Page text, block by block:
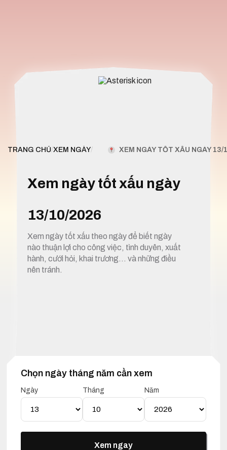
TRANG CHỦ/XEM NGÀY/ XEM NGÀY TỐT XẤU NGÀY 13/
Xem ngày tốt xấu ngày
13/10/2026
Xem ngày tốt xấu theo ngày để biết ngày
nào thuận lợi cho công việc, tình duyên, xuất
hành, cưới hỏi, khai trương… và những điều
nên tránh.
Chọn ngày tháng năm cần xem
Ngày Tháng Năm
Xem ngay
1. Xem ngày tốt xấu 13 tháng 10 năm 2026
Lịch Vạn Niên 13 Tháng 10
Năm 2026